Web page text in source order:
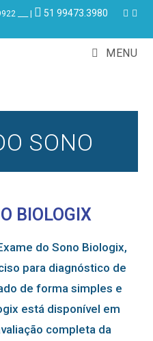
___ | 51 99473.3980
MENU
SONO
BIOLOGIX
do Sono Biologix,
para diagnóstico de
de forma simples e
está disponível em
completa da